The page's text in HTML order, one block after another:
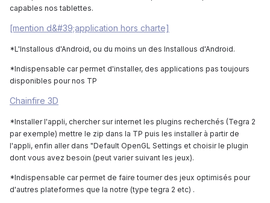
capables nos tablettes.
[mention d&#39;application hors charte]
*L'Installous d'Android, ou du moins un des Installous d'Android.
*Indispensable car permet d'installer, des applications pas toujours
disponibles pour nos TP
Chainfire 3D
*Installer l'appli, chercher sur internet les plugins recherchés (Tegra 2
par exemple) mettre le zip dans la TP puis les installer à partir de
l'appli, enfin aller dans "Default OpenGL Settings et choisir le plugin
dont vous avez besoin (peut varier suivant les jeux).
*Indispensable car permet de faire tourner des jeux optimisés pour
d'autres plateformes que la notre (type tegra 2 etc) .